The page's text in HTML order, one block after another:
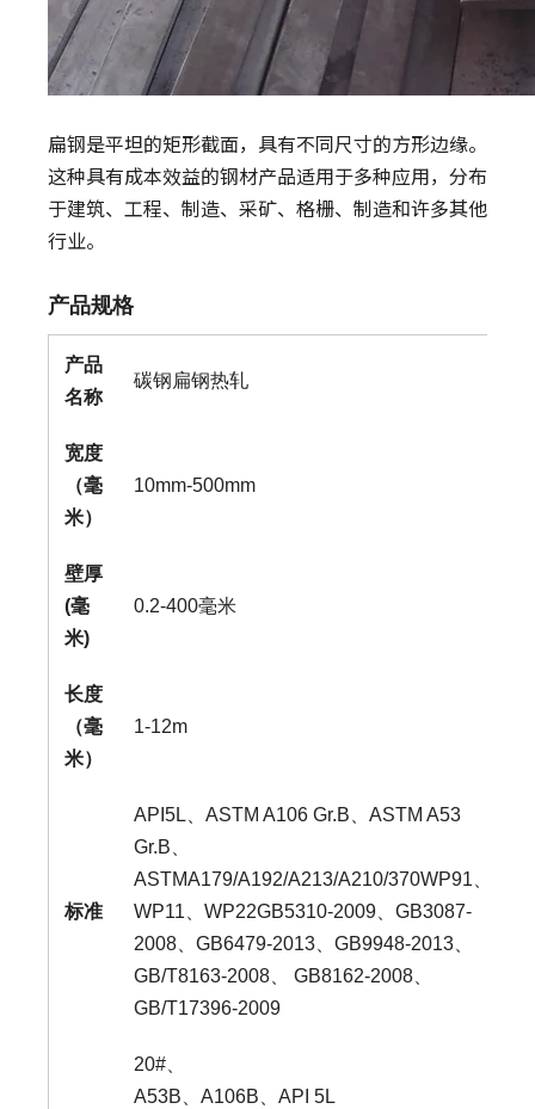
扁钢是平坦的矩形截面，具有不同尺寸的方形边缘。
这种具有成本效益的钢材产品适用于多种应用，分布
于建筑、工程、制造、采矿、格栅、制造和许多其他
行业。
产品规格
产品
名称
碳钢扁钢热轧
宽度
（毫
米）
10mm-500mm
壁厚
(毫
米)
0.2-400毫米
长度
（毫
米）
1-12m
标准
API5L、ASTM A106 Gr.B、ASTM A53
Gr.B、
ASTMA179/A192/A213/A210/370WP91、
WP11、WP22GB5310-2009、GB3087-
2008、GB6479-2013、GB9948-2013、
GB/T8163-2008、 GB8162-2008、
GB/T17396-2009
20#、
A53B、A106B、API 5L